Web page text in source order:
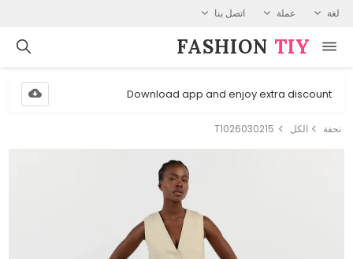
لغة عملة اتصل بنا
FASHION⁠ TIY
Download app and enjoy extra discount
نحفة الكل T1026030215